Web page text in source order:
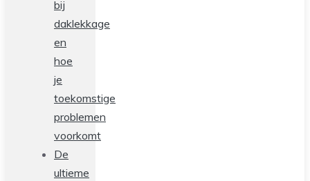
bij
daklekkage
en
hoe
je
toekomstige
problemen
voorkomt
De
ultieme